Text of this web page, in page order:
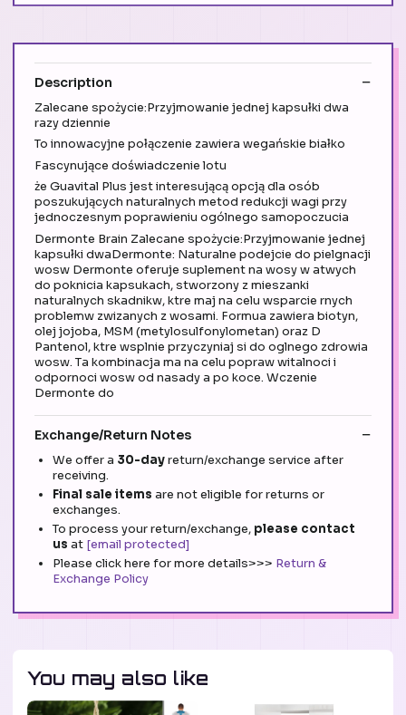
Description
Zalecane spożycie:Przyjmowanie jednej kapsułki dwa
razy dziennie
To innowacyjne połączenie zawiera wegańskie białko
Fascynujące doświadczenie lotu
że Guavital Plus jest interesującą opcją dla osób
poszukujących naturalnych metod redukcji wagi przy
jednoczesnym poprawieniu ogólnego samopoczucia
Dermonte Brain Zalecane spożycie:Przyjmowanie jednej
kapsułki dwaDermonte: Naturalne podejcie do pielgnacji
wosw Dermonte oferuje suplement na wosy w atwych
do poknicia kapsukach, stworzony z mieszanki
naturalnych skadnikw, ktre maj na celu wsparcie rnych
problemw zwizanych z wosami. Formua zawiera biotyn,
olej jojoba, MSM (metylosulfonylometan) oraz D
Pantenol, ktre wsplnie przyczyniaj si do oglnego zdrowia
wosw. Ta kombinacja ma na celu popraw witalnoci i
odpornoci wosw od nasady a po koce. Wczenie
Dermonte do
Exchange/Return Notes
We offer a 30-dayreturn/exchange service after
receiving.
Final sale items are not eligible for returns or
exchanges.
To process your return/exchange, please contact
us at [email protected]
Please click here for more details>>> Return &
Exchange Policy
You may also like